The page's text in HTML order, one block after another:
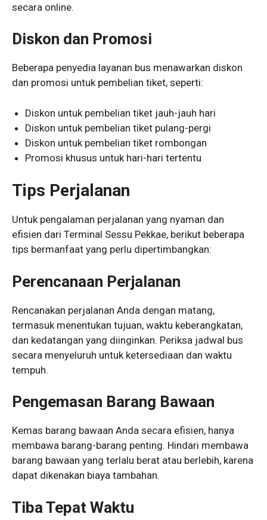
secara online.
Diskon dan Promosi
Beberapa penyedia layanan bus menawarkan diskon
dan promosi untuk pembelian tiket, seperti:
Diskon untuk pembelian tiket jauh-jauh hari
Diskon untuk pembelian tiket pulang-pergi
Diskon untuk pembelian tiket rombongan
Promosi khusus untuk hari-hari tertentu
Tips Perjalanan
Untuk pengalaman perjalanan yang nyaman dan
efisien dari Terminal Sessu Pekkae, berikut beberapa
tips bermanfaat yang perlu dipertimbangkan:
Perencanaan Perjalanan
Rencanakan perjalanan Anda dengan matang,
termasuk menentukan tujuan, waktu keberangkatan,
dan kedatangan yang diinginkan. Periksa jadwal bus
secara menyeluruh untuk ketersediaan dan waktu
tempuh.
Pengemasan Barang Bawaan
Kemas barang bawaan Anda secara efisien, hanya
membawa barang-barang penting. Hindari membawa
barang bawaan yang terlalu berat atau berlebih, karena
dapat dikenakan biaya tambahan.
Tiba Tepat Waktu